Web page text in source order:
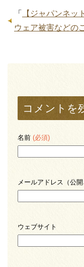
「
【ジャパンネッ
ウェア被害などの
コメントを
名前 (必須)
メールアドレス（公
ウェブサイト